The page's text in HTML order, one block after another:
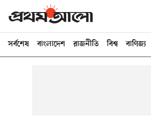
সর্বশেষ বাংলাদেশ রাজনীতি বিশ্ব বাণিজ্য